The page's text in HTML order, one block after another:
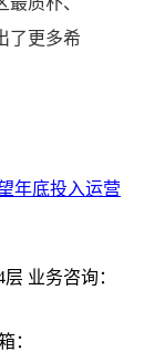
了更多希
年底投入运营
业务咨询：
：